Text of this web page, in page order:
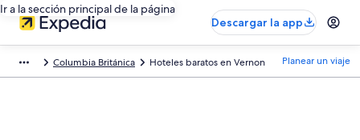
Ir a la sección principal de la página
Descargar la app
Columbia Británica Hoteles baratos en Vernon Planear un viaje